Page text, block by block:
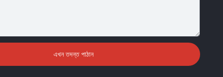
এখন তদন্ত পাঠান